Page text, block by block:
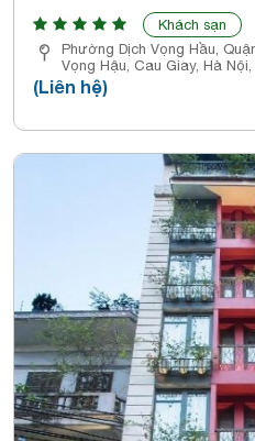
Khách sạn
Phường Dịch Vọng Hầu,
Vọng Hậu, Cau Giay, Hà
(Liên hệ)